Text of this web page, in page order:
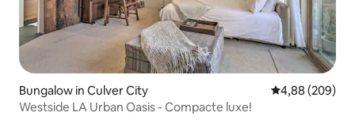
Bungalow in Culver City Gemiddelde
4,88 (209)
Westside LA Urban Oasis - Compacte luxe!